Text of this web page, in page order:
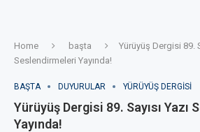
Home başta
Yürüyüş Dergisi 89.
Seslendirmeleri Yayında!
BAŞTA DUYURULAR YÜRÜYÜŞ DERGISI
Yürüyüş Dergisi 89. Sayısı Yazı
Yayında!